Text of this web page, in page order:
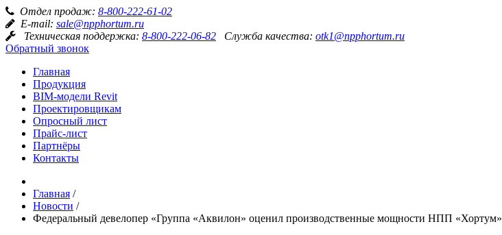
Отдел продаж: 8-800-222-61-02
E-mail: sale@npphortum.ru
Техническая поддержка: 8-800-222-06-82 Служба качества: otk1@npphortum.ru
Обратный звонок
Главная
Продукция
BIM-модели Revit
Проектировщикам
Опросный лист
Прайс-лист
Партнёры
Контакты
Главная /
Новости /
Федеральный девелопер «Группа «Аквилон» оценил производственные мощности НПП «Хортум»